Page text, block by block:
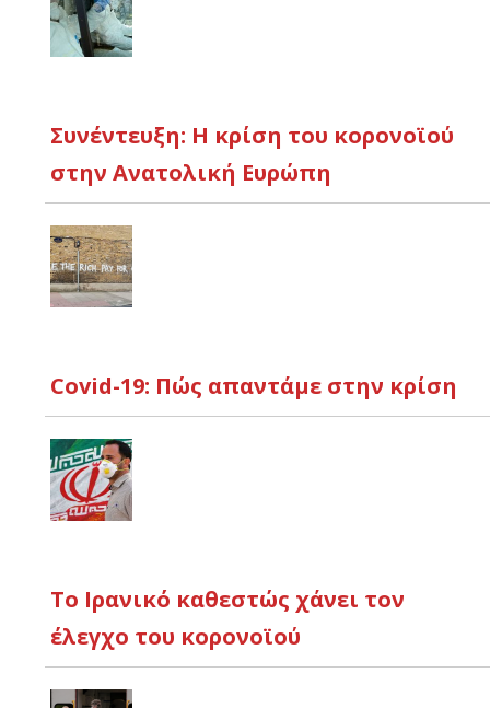
Συνέντευξη: Η κρίση του κορονοϊού
στην Ανατολική Ευρώπη
Covid-19: Πώς απαντάμε στην κρίση
Το Ιρανικό καθεστώς χάνει τον
έλεγχο του κορονοϊού